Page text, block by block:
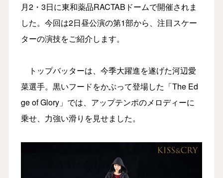
月2・3日に東和薬品RACTABドームで開催されま
した。今回は2日昼公演の第1部から、注目スケー
ターの演技をご紹介します。
トップバッターは、今季大躍進を遂げた河辺愛
菜選手。黒いフードをかぶって登場した「The Ed
ge of Glory」では、アップテンポのメロディーに
乗せ、力強い滑りを見せました。